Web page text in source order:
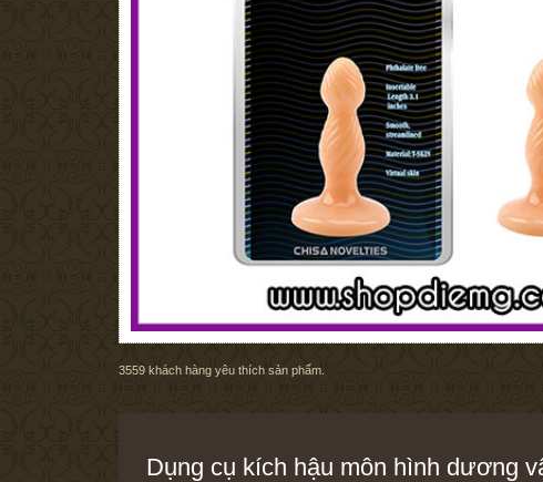
3559 khách hàng yêu thích sản phẩm.
Dụng cụ kích hậu môn hình dương